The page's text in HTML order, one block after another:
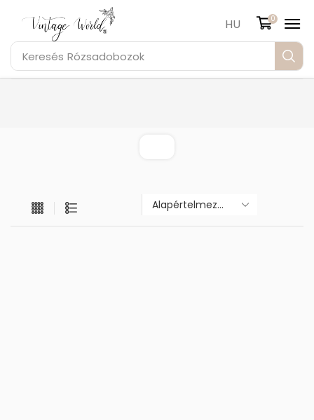
Keresés Rózsadobozok
HU 0